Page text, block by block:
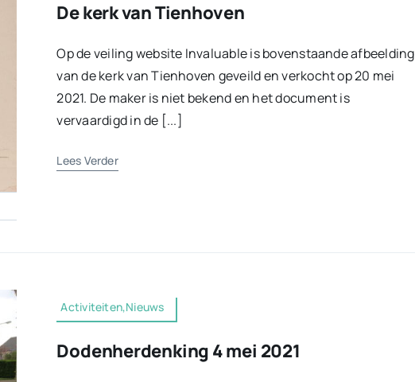
De kerk van Tienhoven
Op de veiling website Invaluable is bovenstaande afbeelding
van de kerk van Tienhoven geveild en verkocht op 20 mei
2021. De maker is niet bekend en het document is
vervaardigd in de [...]
Lees Verder
Activiteiten,Nieuws
Dodenherdenking 4 mei 2021